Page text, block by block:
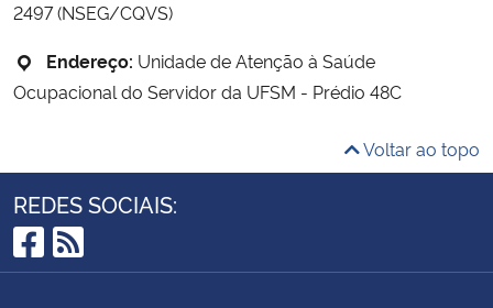
2497 (NSEG/CQVS)
Endereço: Unidade de Atenção à Saúde
Ocupacional do Servidor da UFSM - Prédio 48C
Voltar ao topo
REDES SOCIAIS:
Facebook
RSS